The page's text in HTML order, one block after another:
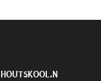
HOUTSKOOL.N